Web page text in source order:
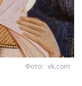
vk.com
Фото: